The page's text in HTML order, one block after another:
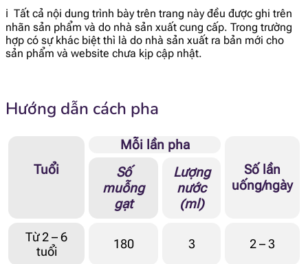
Vitamin K1 7.5 mcg
Vitamin B1
0.16 mg
Niacin 0.52 mg
0.55 mg
Vitamin B6 0.06 mg
ℹ️ Tất cả nội dung trình bày trên trang này đều được ghi trên
nhãn sản phẩm và do nhà sản xuất cung cấp. Trong trường
hợp có sự khác biệt thì là do nhà sản xuất ra bản mới cho
sản phẩm và website chưa kịp cập nhật.
Hướng dẫn cách pha
Tuổi
Mỗi lần pha
Số lần
uống/ngày
Số
muỗng
gạt
Lượng
nước
(ml)
Từ 2 – 6
tuổi
180 3 2 – 3